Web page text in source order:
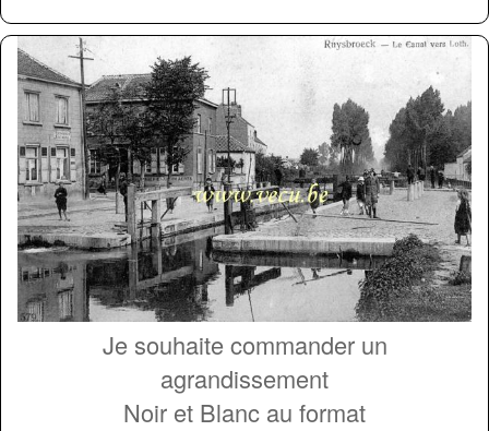
Je souhaite commander un
agrandissement
Noir et Blanc au format